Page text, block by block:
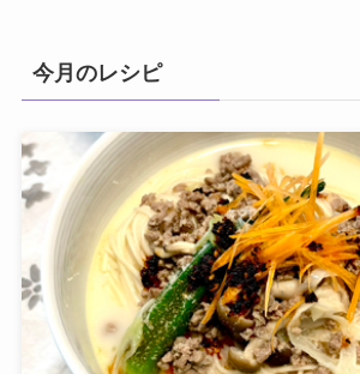
今月のレシピ